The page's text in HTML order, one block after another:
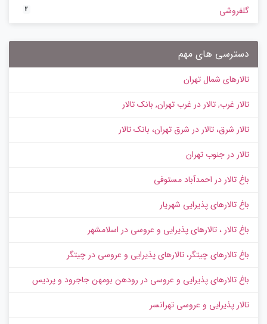
گلفروشی 2
دسترسی های مهم
تالارهای شمال تهران
تالار غرب, تالار در غرب تهران, بانک تالار
تالار شرق، تالار در شرق تهران، بانک تالار
تالار در جنوب تهران
باغ تالار در احمدآباد مستوفی
باغ تالارهای پذیرایی شهریار
باغ تالار ، تالارهای پذیرایی و عروسی در اسلامشهر
باغ تالارهای چیتگر، تالارهای پذیرایی و عروسی در چیتگر
باغ تالارهای پذیرایی و عروسی در رودهن بومهن جاجرود و پردیس
تالار پذیرایی و عروسی تهرانسر